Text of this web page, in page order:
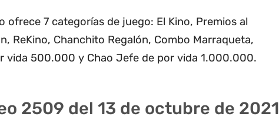
ofrece 7 categorías de juego: El Kino, Premios al
ReKino, Chanchito Regalón, Combo Marraqueta,
vida 500.000 y Chao Jefe de por vida 1.000.000.
2509 del 13 de octubre de 2021